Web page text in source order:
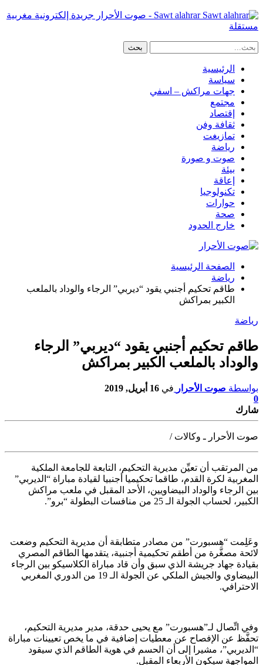
Sawt alahrar - صوت الأحرار جريدة إلكترونية مغربية
مستقلة
الرئيسية
سياسة
جهات مراكش – اسفي
مجتمع
إقتصاد
ثقافة وفن
تمازيغت
رياضة
صوت و صورة
بيئة
إعاقة
تكنولوجيا
حوارات
صحة
خارج الحدود
الصفحة الرئيسية
رياضة
طاقم تحكيم أجنبي يقود “ديربي” الرجاء والوداد بالملعب
الكبير بمراكش
رياضة
طاقم تحكيم أجنبي يقود “ديربي” الرجاء
والوداد بالملعب الكبير بمراكش
بواسطة صوت الأحرار في 16 أبريل, 2019
0
شارك
صوت الأحرار ـ وكالات /
من المرتقب أن تعيِّن مديرية التحكيم، التابعة للجامعة الملكية
المغربية لكرة القدم، طاقما تحكيميا أجنبيا لقيادة مباراة “الديربي”
بين الرجاء والوداد البيضاويين، الأحد المقبل في ملعب مراكش
الكبير، لحساب الجولة الـ 25 من منافسات البطولة “برو”.
وعَلِمت “هسبورت” من مصادر متطابقة أن مديرية التحكيم وضعت
لائحة مصغَّرة من أطقم تحكيمية أجنبية، يتقدمها الطاقم المصري
بقيادة جهاد جريشة الذي سبق وأن قاد مباراة الكلاسيكو بين الرجاء
البيضاوي والجيش الملكي عن الجولة الـ 19 من الدوري المغربي
الاحترافي.
وفي اتِّصال لـ”هسبورت” مع يحيى حدقة، مدير مديرية التحكيم،
تحفَّظ عن الإفصاح عن معطيات إضافية في ما يخص تعيينات مباراة
“الديربي”، مشيرا إلى أن الحسم في هوية الطاقم الذي سيقود
المواجهة سيكون الأربعاء المقبل.